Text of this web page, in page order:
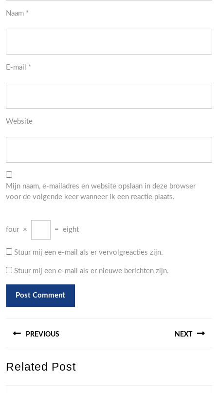
Naam *
E-mail *
Website
Mijn naam, e-mailadres en website opslaan in deze browser
voor de volgende keer wanneer ik een reactie plaats.
four × = eight
Stuur mij een e-mail als er vervolgreacties zijn.
Stuur mij een e-mail als er nieuwe berichten zijn.
PREVIOUS
post:
NEXT
Related Post